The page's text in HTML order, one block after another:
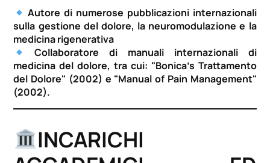
Autore di numerose pubblicazioni internazionali
sulla gestione del dolore, la neuromodulazione e la
medicina rigenerativa
Collaboratore di manuali internazionali di
medicina del dolore, tra cui: "Bonica's Trattamento
del Dolore" (2002) e "Manual of Pain Management"
(2002).
INCARICHI